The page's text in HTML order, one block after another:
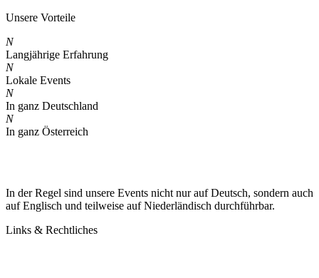
Unsere Vorteile
N
Langjährige Erfahrung
N
Lokale Events
N
In ganz Deutschland
N
In ganz Österreich
In der Regel sind unsere Events nicht nur auf Deutsch, sondern auch
auf Englisch und teilweise auf Niederländisch durchführbar.
Links & Rechtliches